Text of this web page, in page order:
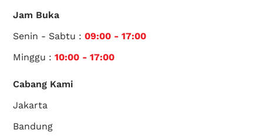
Jam Buka
Senin - Sabtu :09:00 - 17:00
Minggu :10:00 - 17:00
Cabang Kami
Jakarta
Bandung